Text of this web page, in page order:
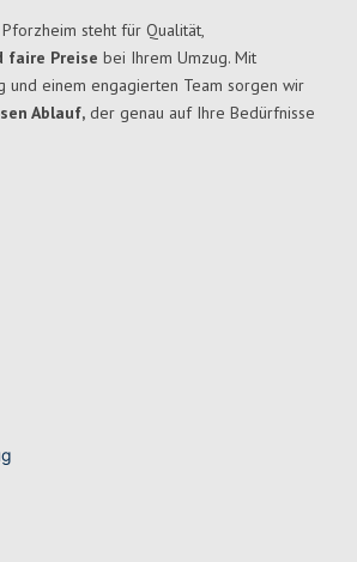
steht für Qualität,
faire Preise bei Ihrem Umzug. Mit
und einem engagierten Team sorgen wir
Ablauf, der genau auf Ihre Bedürfnisse